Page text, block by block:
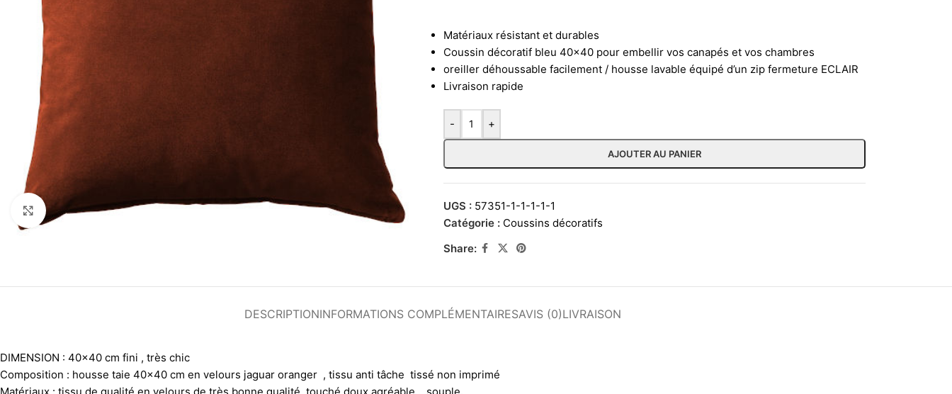
Agrandir
Matériaux résistant et durables
Coussin décoratif bleu 40×40 pour embellir vos canapés et vos chambres
oreiller déhoussable facilement / housse lavable équipé d’un zip fermeture ECLAIR
Livraison rapide
- +
AJOUTER AU PANIER
UGS : 57351-1-1-1-1-1
Catégorie : Coussins décoratifs
Share:
DESCRIPTIONINFORMATIONS COMPLÉMENTAIRESAVIS (0)LIVRAISON
DIMENSION : 40×40 cm fini , très chic
Composition : housse taie 40×40 cm en velours jaguar oranger , tissu anti tâche tissé non imprimé